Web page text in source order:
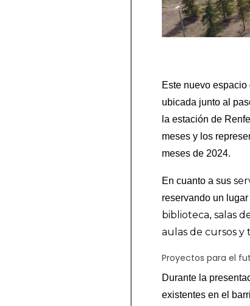
Este nuevo
ubicada junto al
la estación de
meses y los
meses de 2024.
En cuanto a sus
reservando un
biblioteca, salas
aulas de cursos y
Proyectos para el
Durante la
existentes en el